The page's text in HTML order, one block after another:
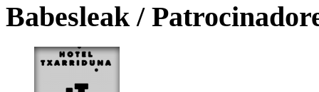
Babesleak /